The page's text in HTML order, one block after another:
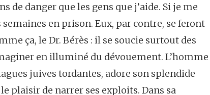
de danger que les gens que j’aide. Si je me
en prison. Eux, par contre, se feront
ça, le Dr. Bérès : il se soucie surtout des
en illuminé du dévouement. L’homme
juives tordantes, adore son splendide
plaisir de narrer ses exploits. Dans sa